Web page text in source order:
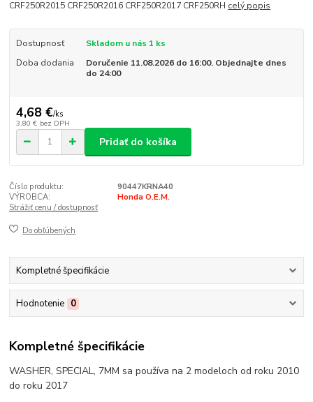
CRF250R2015 CRF250R2016 CRF250R2017 CRF250RH celý popis
Dostupnosť
Skladom u nás 1 ks
Doba dodania
Doručenie 11.08.2026 do 16:00. Objednajte dnes
do 24:00
4,68 €/ks
3,80 € bez DPH
Pridať do košíka
Číslo produktu:
90447KRNA40
VÝROBCA:
Honda O.E.M.
Strážiť cenu / dostupnosť
Do obľúbených
Kompletné špecifikácie
Hodnotenie 0
Kompletné špecifikácie
WASHER, SPECIAL, 7MM sa používa na 2 modeloch od roku 2010
do roku 2017